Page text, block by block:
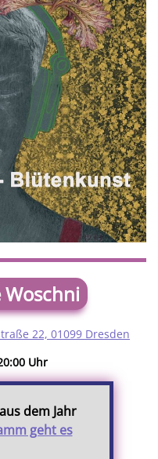
22, 01099 Dresden
Uhr
dem Jahr
geht es